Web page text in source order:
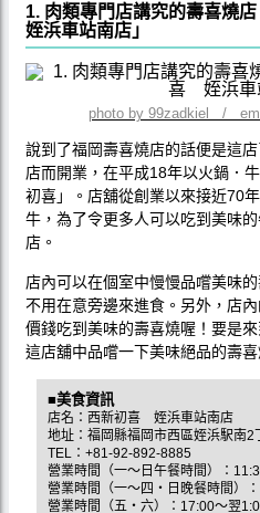
1. 肉類專門店講究的壽喜燒
姪浜車站南店」
photo by 99zadkiel /
說到了福岡壽喜燒店的話便是這
店而開業，在平成18年以火鍋．
初喜」。店舖從創業以來接近70
牛，為了令更多人可以吃到美味
店。
店內可以在個室中慢慢品嚐美味
不用在意旁邊來進食。另外，店
價錢吃到美味的壽喜燒喔！要是
這店舖中品嚐一下美味絕品的壽喜
■美食資訊
店名：西新初喜 姪浜車站南店
地址：福岡縣福岡市西區姪浜駅南2
TEL：+81-92-892-8885
營業時間（一～日午餐時間）：
營業時間（一～四・日晚餐時間）
營業時間（五・六）：17:00～翌